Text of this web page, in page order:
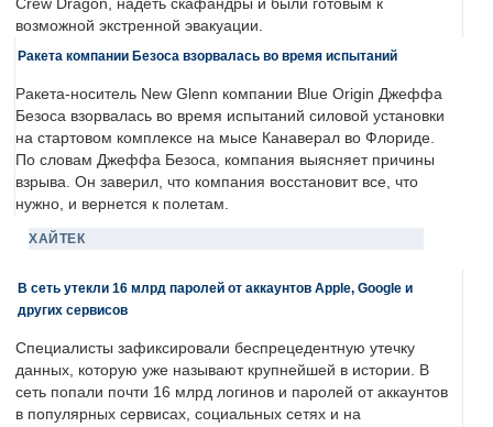
Crew Dragon, надеть скафандры и были готовым к
возможной экстренной эвакуации.
Ракета компании Безоса взорвалась во время испытаний
Ракета-носитель New Glenn компании Blue Origin Джеффа
Безоса взорвалась во время испытаний силовой установки
на стартовом комплексе на мысе Канаверал во Флориде.
По словам Джеффа Безоса, компания выясняет причины
взрыва. Он заверил, что компания восстановит все, что
нужно, и вернется к полетам.
ХАЙТЕК
В сеть утекли 16 млрд паролей от аккаунтов Apple, Google и
других сервисов
Специалисты зафиксировали беспрецедентную утечку
данных, которую уже называют крупнейшей в истории. В
сеть попали почти 16 млрд логинов и паролей от аккаунтов
в популярных сервисах, социальных сетях и на